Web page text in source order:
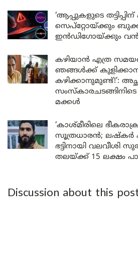
‘ആപ്പുകളുടെ തട്ടിപ്പിന്
സെപ്റ്റോയ്ക്കും
ഇൻഡിഗോയ്ക്കും വൻ
കഴിയാൻ എത്ര
ഞങ്ങൾക്ക്
കഴിക്കാനുമുണ്ട്!’:
മക്കൾ
‘കാശ്മീരിലെ
സൂത്രധാരൻ; ലഷ്കർ
ഭട്ടിനായി വലവീശി
തലയ്ക്ക് 15 ലക്ഷം
Discussion about this